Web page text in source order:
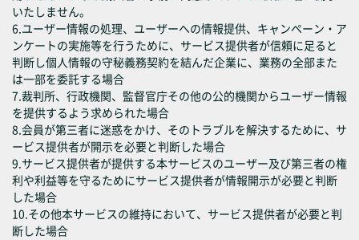
いたしません。
6.ユーザー情報の処理、ユーザーへの情報提供、キャンペーン・ア
ンケートの実施等を行うために、サービス提供者が信頼に足ると
判断し個人情報の守秘義務契約を結んだ企業に、業務の全部また
は一部を委託する場合
7.裁判所、行政機関、監督官庁その他の公的機関からユーザー情報
を提供するよう求められた場合
8.会員が第三者に迷惑をかけ、そのトラブルを解決するために、サ
ービス提供者が開示を必要と判断した場合
9.サービス提供者が提供する本サービスのユーザー及び第三者の権
利や利益等を守るためにサービス提供者が情報開示が必要と判断
した場合
10.その他本サービスの維持において、サービス提供者が必要と判
断した場合